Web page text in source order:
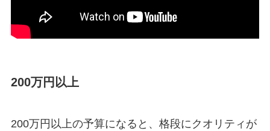
200万円以上
200万円以上の予算になると、格段にクオリティが